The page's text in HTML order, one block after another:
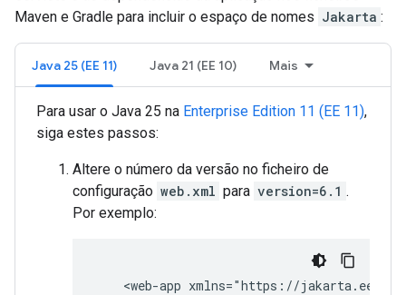
Maven e Gradle para incluir o espaço de nomes Jakarta :
Java 25 (EE 11) Java 21 (EE 10) Mais
Para usar o Java 25 na Enterprise Edition 11 (EE 11),
siga estes passos:
Altere o número da versão no ficheiro de
configuração web.xml para version=6.1 .
Por exemplo:
<web-app